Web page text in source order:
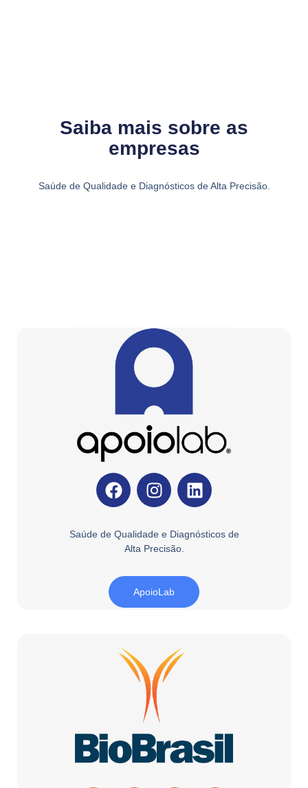
Saiba mais sobre as
empresas
Saúde de Qualidade e Diagnósticos de Alta Precisão.
Saúde de Qualidade e Diagnósticos de
Alta Precisão.
ApoioLab